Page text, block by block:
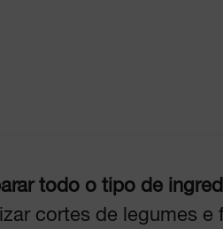
todo o tipo de
cortes de legumes e